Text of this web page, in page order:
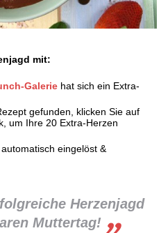
mit:
Galerie hat sich ein Extra-
gefunden, klicken Sie auf
um Ihre 20 Extra-Herzen
eingelöst &
Herzenjagd
Muttertag!